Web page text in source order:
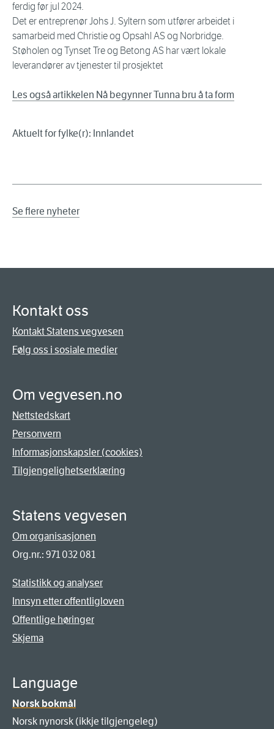
ferdig før jul 2024.
Det er entreprenør Johs J. Syltern som utfører arbeidet i
samarbeid med Christie og Opsahl AS og Norbridge.
Støholen og Tynset Tre og Betong AS har vært lokale
leverandører av tjenester til prosjektet
Les også artikkelen Nå begynner Tunna bru å ta form
Aktuelt for fylke(r): Innlandet
Se flere nyheter
Kontakt oss
Kontakt Statens vegvesen
Følg oss i sosiale medier
Om vegvesen.no
Nettstedskart
Personvern
Informasjonskapsler (cookies)
Tilgjengelighetserklæring
Statens vegvesen
Om organisasjonen
Org.nr.: 971 032 081
Statistikk og analyser
Innsyn etter offentligloven
Offentlige høringer
Skjema
Language
Norsk bokmål
Norsk nynorsk (ikkje tilgjengeleg)